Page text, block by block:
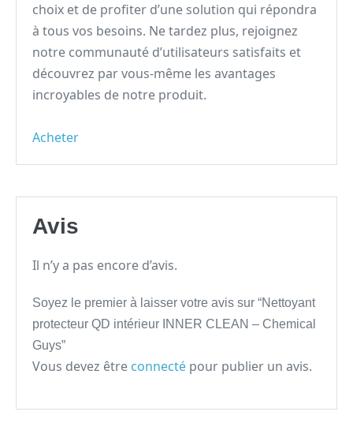
choix et de profiter d’une solution qui répondra
à tous vos besoins. Ne tardez plus, rejoignez
notre communauté d’utilisateurs satisfaits et
découvrez par vous-même les avantages
incroyables de notre produit.
Acheter
Avis
Il n’y a pas encore d’avis.
Soyez le premier à laisser votre avis sur “Nettoyant
protecteur QD intérieur INNER CLEAN – Chemical
Guys”
Vous devez être connecté pour publier un avis.